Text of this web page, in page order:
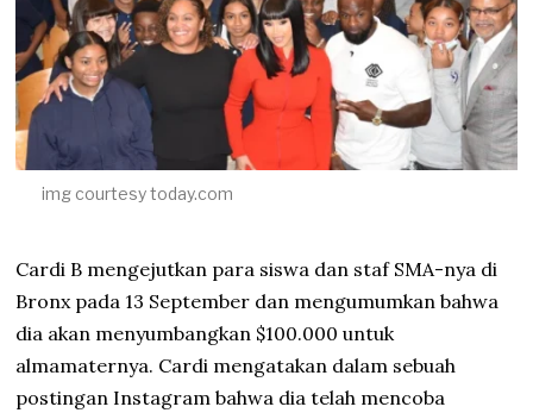
,
2
0
2
2
img courtesy today.com
Cardi B mengejutkan para siswa dan staf SMA-nya di
Bronx pada 13 September dan mengumumkan bahwa
dia akan menyumbangkan $100.000 untuk
almamaternya. Cardi mengatakan dalam sebuah
postingan Instagram bahwa dia telah mencoba